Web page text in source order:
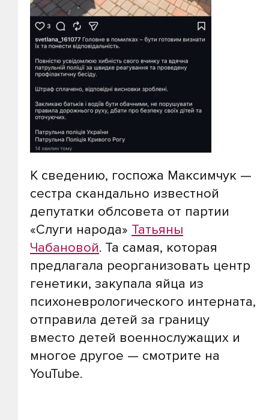
К сведению, госпожа Максимчук —
сестра скандально известной
депутатки облсовета от партии
«Слуги народа» Татьяны
Чабановой. Та самая, которая
предлагала реорганизовать центр
генетики, закупала яйца из
психоневрологического интерната,
отправила детей за границу
вместо детей военнослужащих и
многое другое — смотрите на
YouTube.